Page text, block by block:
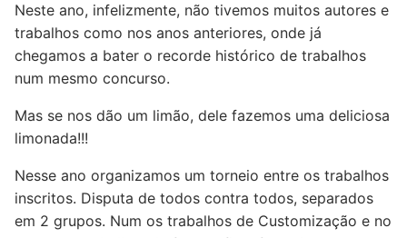
Neste ano, infelizmente, não tivemos muitos autores e
trabalhos como nos anos anteriores, onde já
chegamos a bater o recorde histórico de trabalhos
num mesmo concurso.
Mas se nos dão um limão, dele fazemos uma deliciosa
limonada!!!
Nesse ano organizamos um torneio entre os trabalhos
inscritos. Disputa de todos contra todos, separados
em 2 grupos. Num os trabalhos de Customização e no